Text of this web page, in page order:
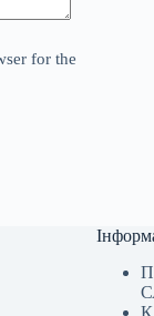
for the